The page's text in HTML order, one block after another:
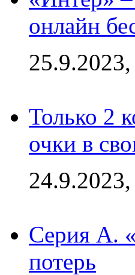
онлайн
Только 2
очки в
Серия А.
потерь